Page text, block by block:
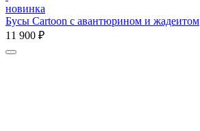
новинка
Бусы Cartoon с авантюрином и жадеитом
11 900 ₽